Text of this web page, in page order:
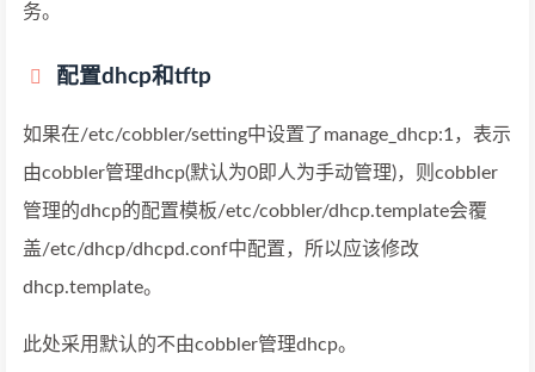
务。
配置dhcp和tftp
如果在/etc/cobbler/setting中设置了manage_dhcp:1，表示
由cobbler管理dhcp(默认为0即人为手动管理)，则cobbler
管理的dhcp的配置模板/etc/cobbler/dhcp.template会覆
盖/etc/dhcp/dhcpd.conf中配置，所以应该修改
dhcp.template。
此处采用默认的不由cobbler管理dhcp。